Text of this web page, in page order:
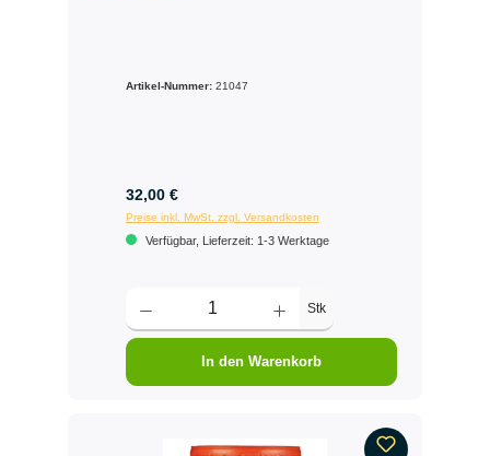
Artikel-Nummer: 21047
32,00 €
Preise inkl. MwSt. zzgl. Versandkosten
Verfügbar, Lieferzeit: 1-3 Werktage
Stk
In den Warenkorb